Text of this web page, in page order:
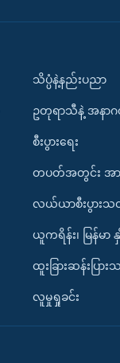
သိပ္ပံနဲ့နည်းပညာ
ဥတုရာသီနဲ့ အနာဂ
စီးပွားရေး
တပတ်အတွင်း အာ
လယ်ယာစီးပွားသတ
ယူကရိန်း၊ မြန်မာ
ထူးခြားဆန်းပြား
လူမှုရှုခင်း